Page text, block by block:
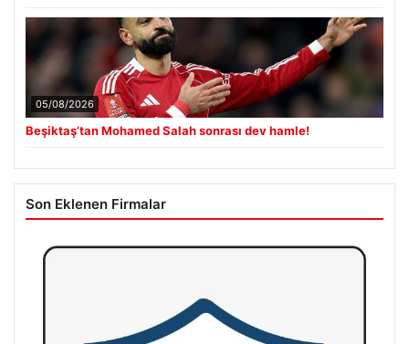
05/08/2026
Beşiktaş’tan Mohamed Salah sonrası dev hamle!
Son Eklenen Firmalar